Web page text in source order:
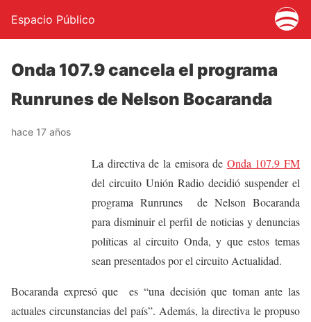
Espacio Público
Onda 107.9 cancela el programa
Runrunes de Nelson Bocaranda
hace 17 años
La directiva de la emisora de Onda 107.9 FM
del circuito Unión Radio decidió suspender el
programa Runrunes de Nelson Bocaranda
para disminuir el perfil de noticias y denuncias
políticas al circuito Onda, y que estos temas
sean presentados por el circuito Actualidad.
Bocaranda expresó que es “una decisión que toman ante las
actuales circunstancias del país”. Además, la directiva le propuso